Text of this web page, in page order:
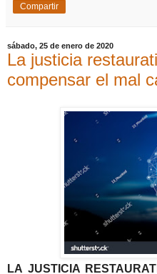
Compartir
sábado, 25 de enero de 2020
La justicia
compensar el mal
LA JUSTICIA